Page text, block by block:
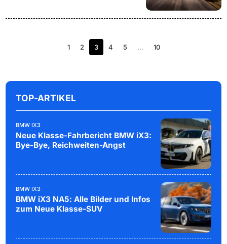
1 2 3 4 5 … 10
TOP-ARTIKEL
BMW IX3
Neue Klasse-Fahrbericht BMW iX3:
Bye-Bye, Reichweiten-Angst
BMW IX3
BMW iX3 NA5: Alle Bilder und Infos
zum Neue Klasse-SUV